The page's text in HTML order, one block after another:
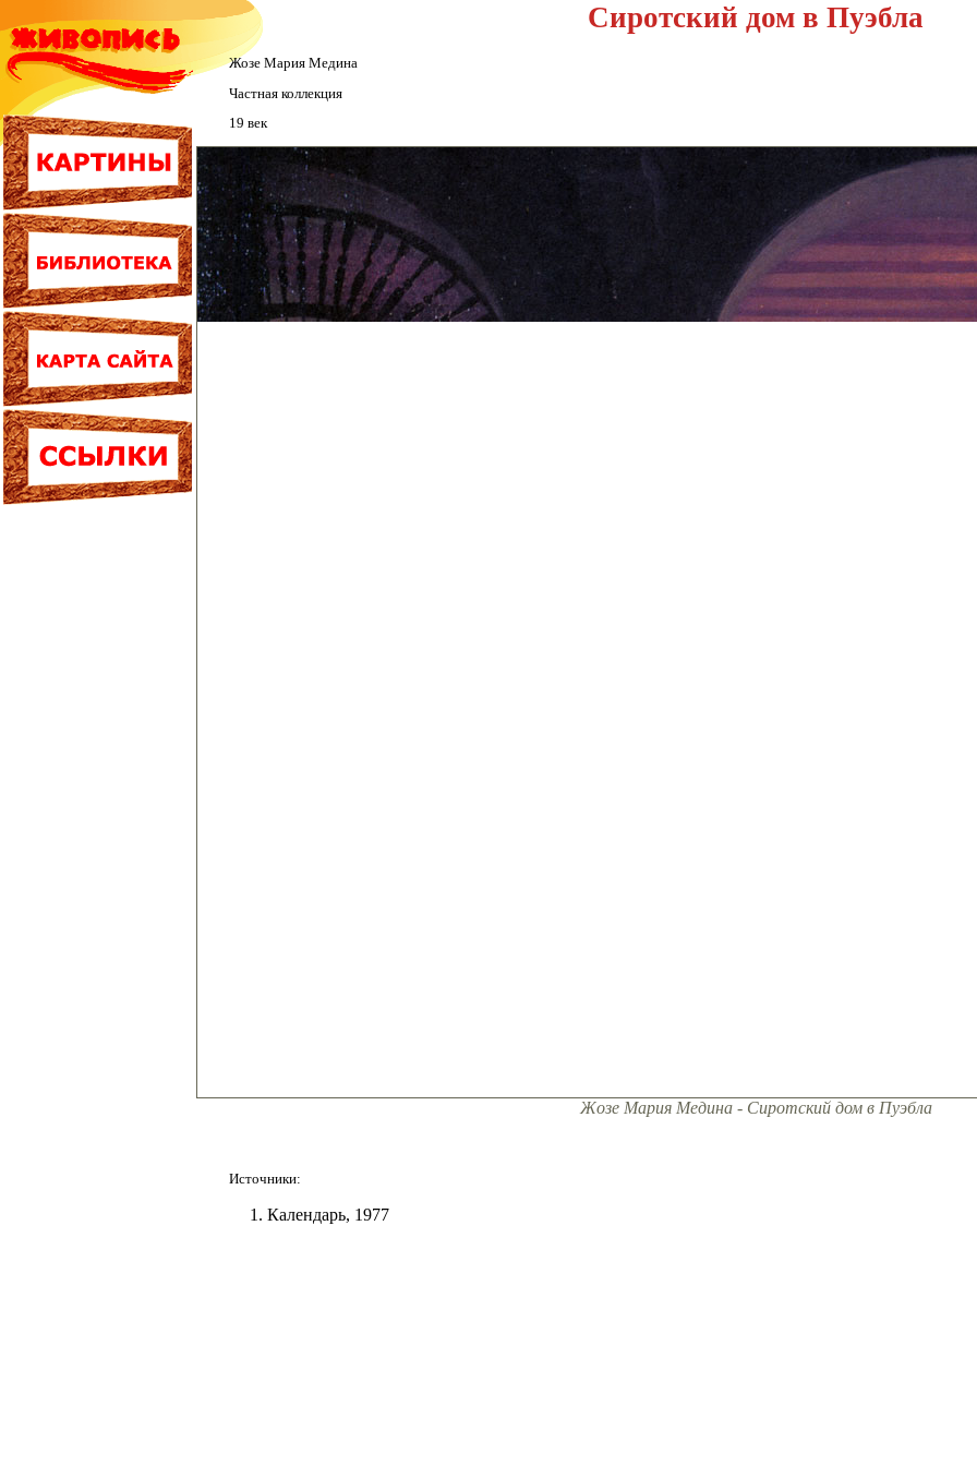
Сиротский дом в Пуэбла
Жозе Мария Медина
Частная коллекция
19 век
Жозе Мария Медина - Сиротский дом в Пуэбла
Источники:
Календарь, 1977